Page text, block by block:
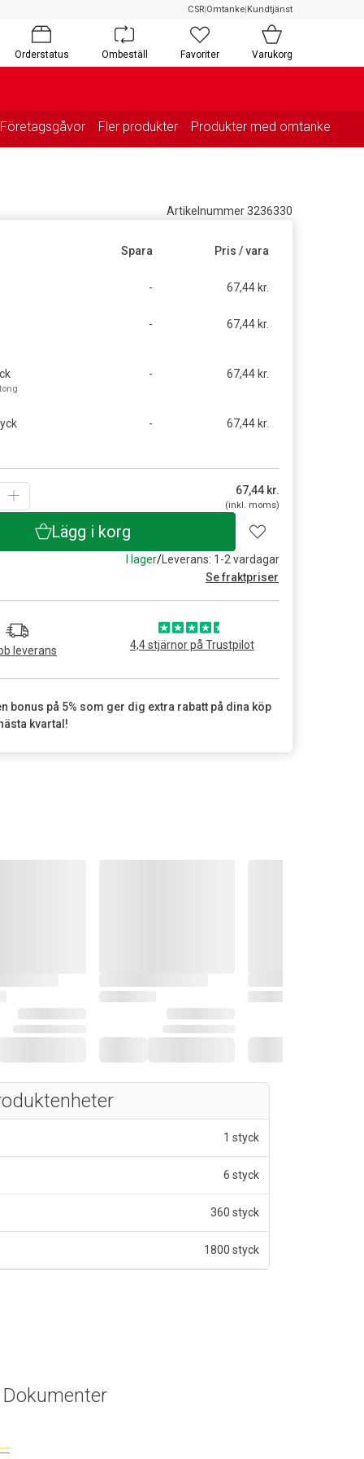
CSR|Omtanke|Kundtjänst
Orderstatus Ombeställ Favoriter Varukorg
Företagsgåvor Fler produkter Produkter med omtanke
Artikelnummer 3236330
Spara Pris / vara
- 67,44 kr.
- 67,44 kr.
- 67,44 kr.
- 67,44 kr.
67,44kr.
(inkl. moms)
Lägg i korg
I lager/Leverans: 1-2 vardagar
Se fraktpriser
leverans 4,4 stjärnor på Trustpilot
bonus på 5% som ger dig extra rabatt på dina köp
kvartal!
1 styck
6 styck
360 styck
1800 styck
Dokumenter